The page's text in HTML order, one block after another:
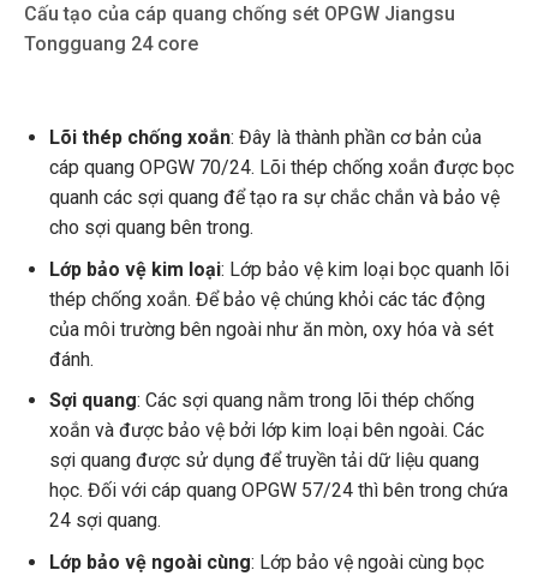
Cấu tạo của cáp quang chống sét OPGW Jiangsu
Tongguang 24 core
Lõi thép chống xoắn: Đây là thành phần cơ bản của
cáp quang OPGW 70/24. Lõi thép chống xoắn được bọc
quanh các sợi quang để tạo ra sự chắc chắn và bảo vệ
cho sợi quang bên trong.
Lớp bảo vệ kim loại: Lớp bảo vệ kim loại bọc quanh lõi
thép chống xoắn. Để bảo vệ chúng khỏi các tác động
của môi trường bên ngoài như ăn mòn, oxy hóa và sét
đánh.
Sợi quang: Các sợi quang nằm trong lõi thép chống
xoắn và được bảo vệ bởi lớp kim loại bên ngoài. Các
sợi quang được sử dụng để truyền tải dữ liệu quang
học. Đối với cáp quang OPGW 57/24 thì bên trong chứa
24 sợi quang.
Lớp bảo vệ ngoài cùng: Lớp bảo vệ ngoài cùng bọc